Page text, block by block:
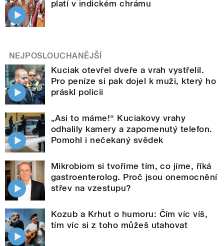
platí v indickém chrámu
NEJPOSLOUCHANĚJŠÍ
Kuciak otevřel dveře a vrah vystřelil.
Pro peníze si pak dojel k muži, který ho
práskl policii
„Asi to máme!“ Kuciakovy vrahy
odhalily kamery a zapomenutý telefon.
Pomohl i nečekaný svědek
Mikrobiom si tvoříme tím, co jíme, říká
gastroenterolog. Proč jsou onemocnění
střev na vzestupu?
Kozub a Krhut o humoru: Čím víc víš,
tím víc si z toho můžeš utahovat